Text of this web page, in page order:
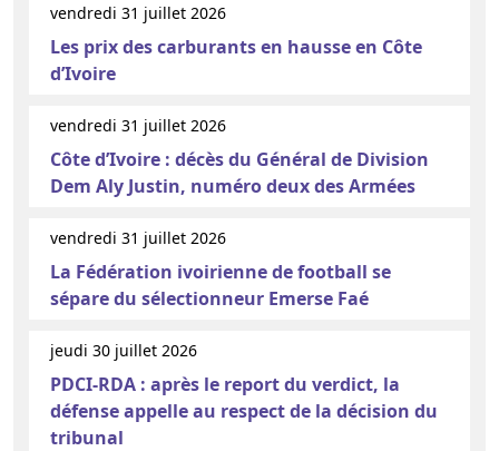
vendredi 31 juillet 2026
Les prix des carburants en hausse en Côte
d’Ivoire
vendredi 31 juillet 2026
Côte d’Ivoire : décès du Général de Division
Dem Aly Justin, numéro deux des Armées
vendredi 31 juillet 2026
La Fédération ivoirienne de football se
sépare du sélectionneur Emerse Faé
jeudi 30 juillet 2026
PDCI-RDA : après le report du verdict, la
défense appelle au respect de la décision du
tribunal